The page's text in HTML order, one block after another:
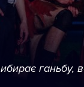
ганьбу,